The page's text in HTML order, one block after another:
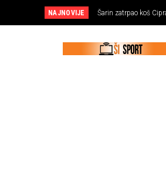
NAJNOVIJE Šarin zatrpao koš